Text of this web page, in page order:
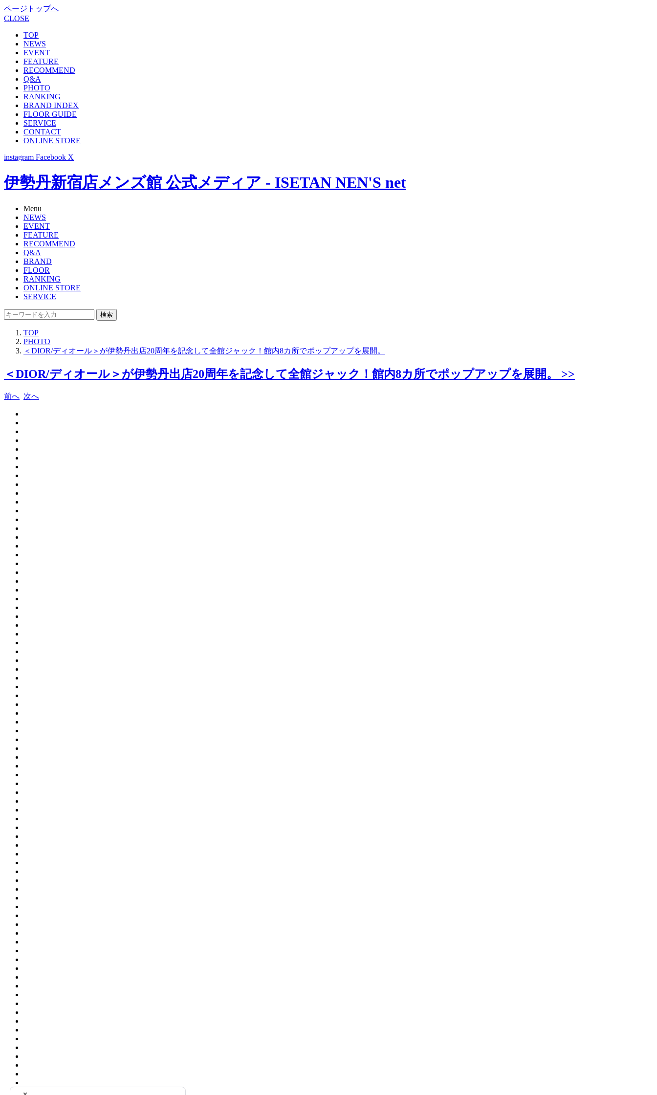
ページトップへ
CLOSE
TOP
NEWS
EVENT
FEATURE
RECOMMEND
Q&A
PHOTO
RANKING
BRAND INDEX
FLOOR GUIDE
SERVICE
CONTACT
ONLINE STORE
instagram Facebook X
伊勢丹新宿店メンズ館 公式メディア - ISETAN NEN'S net
Menu
NEWS
EVENT
FEATURE
RECOMMEND
Q&A
BRAND
FLOOR
RANKING
ONLINE STORE
SERVICE
検索
TOP
PHOTO
＜DIOR/ディオール＞が伊勢丹出店20周年を記念して全館ジャック！館内8カ所でポップアップを展開。
＜DIOR/ディオール＞が伊勢丹出店20周年を記念して全館ジャック！館内8カ所でポップアップを展開。 >>
前へ 次へ